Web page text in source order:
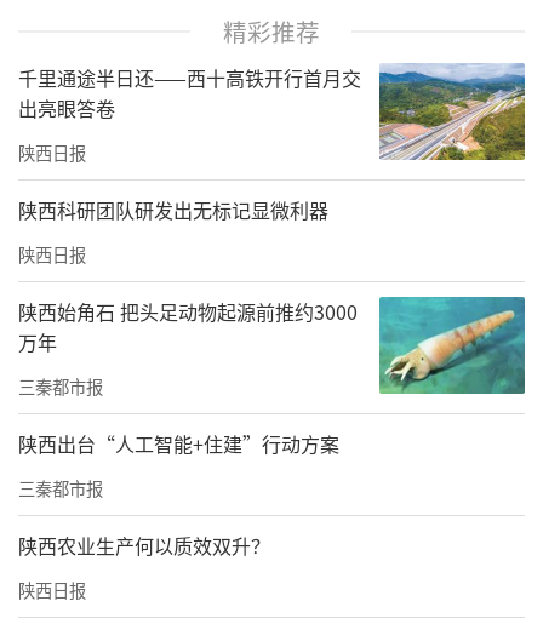
农机具4.7万台（套），其中拖拉机1.4万余台、
玉米联合收割机3500余台、玉米秸秆粉碎还田
机6000余台、小麦播种机7000余台、深松机近
200台、饲草加工设备8500余台（套），满足机
收和小麦播种需要。为扎实做好高温、暴雨天
气旱涝急转情况下农业防灾减灾和秋粮生产工
作，西安市农业农村系统共下派1584名干部包
镇驻村保秋粮生产，全面摸清旱情实际，面对
面一线指导，扎实开展灌浆期肥水管理及病虫
草害防控和“一喷多促”，全面夯实秋粮丰产
基础。
此外，受8月持续高温影响，秋粮生长过程中遇
到了旱情。西安市农业农村系统积极应对，全
面开展抗旱保秋粮生产工作，有效利用水利工
程调蓄能力，采取节水喷灌、微喷、滴灌等方
精彩推荐
千里通途半日还——西十高铁开行首月交
出亮眼答卷
陕西日报
陕西科研团队研发出无标记显微利器
陕西日报
陕西始角石 把头足动物起源前推约3000
万年
三秦都市报
陕西出台“人工智能+住建”行动方案
三秦都市报
陕西农业生产何以质效双升？
陕西日报